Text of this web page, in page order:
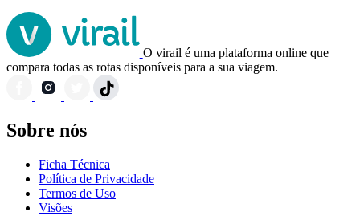
O virail é uma plataforma online que
compara todas as rotas disponíveis para a sua viagem.
Sobre nós
Ficha Técnica
Política de Privacidade
Termos de Uso
Visões